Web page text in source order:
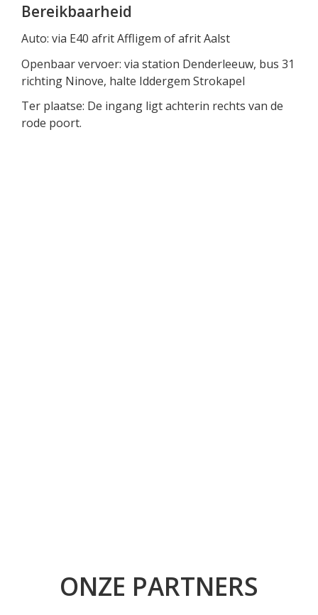
Bereikbaarheid
Auto: via E40 afrit Affligem of afrit Aalst
Openbaar vervoer: via station Denderleeuw, bus 31
richting Ninove, halte Iddergem Strokapel
Ter plaatse: De ingang ligt achterin rechts van de
rode poort.
ONZE PARTNERS